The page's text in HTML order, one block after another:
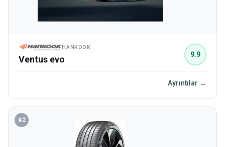
HANKOOK
Ventus evo 9.9
Ayrıntılar →
#2